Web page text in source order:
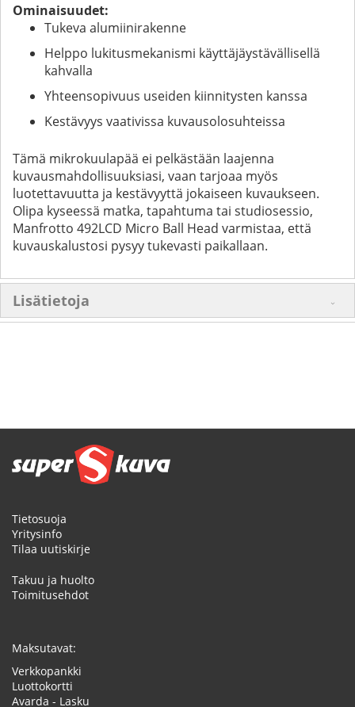
Ominaisuudet:
Tukeva alumiinirakenne
Helppo lukitusmekanismi käyttäjäystävällisellä
kahvalla
Yhteensopivuus useiden kiinnitysten kanssa
Kestävyys vaativissa kuvausolosuhteissa
Tämä mikrokuulapää ei pelkästään laajenna
kuvausmahdollisuuksiasi, vaan tarjoaa myös
luotettavuutta ja kestävyyttä jokaiseen kuvaukseen.
Olipa kyseessä matka, tapahtuma tai studiosessio,
Manfrotto 492LCD Micro Ball Head varmistaa, että
kuvauskalustosi pysyy tukevasti paikallaan.
Lisätietoja
Tietosuoja
Yritysinfo
Tilaa uutiskirje
Takuu ja huolto
Toimitusehdot
Maksutavat:
Verkkopankki
Luottokortti
Avarda - Lasku